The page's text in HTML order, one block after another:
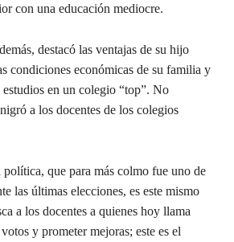
con una educación mediocre.
destacó las ventajas de su hijo
condiciones económicas de su familia y
estudios en un colegio “top”. No
a los docentes de los colegios
política, que para más colmo fue uno de
las últimas elecciones, es este mismo
a los docentes a quienes hoy llama
y prometer mejoras; este es el